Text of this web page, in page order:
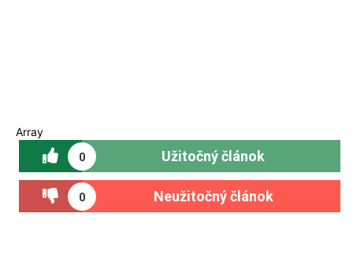
Array
0 Užitočný článok
0 Neužitočný článok